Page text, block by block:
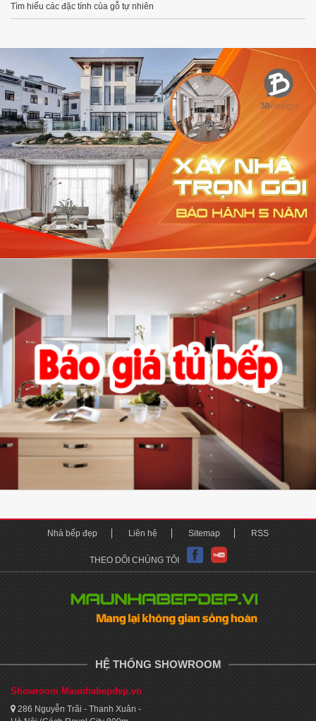
Tìm hiểu các đặc tính của gỗ tự nhiên
Nhà bếp đẹp Liên hệ Sitemap RSS
THEO DÕI CHÚNG TÔI
HỆ THỐNG SHOWROOM
Showroom Maunhabepdep.vn
286 Nguyễn Trãi - Thanh Xuân -